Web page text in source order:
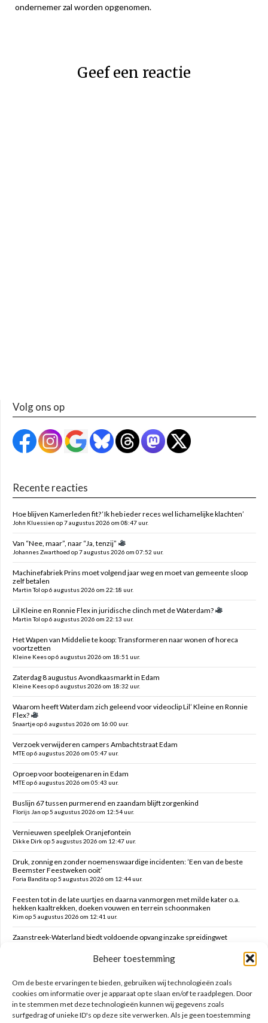
Beheer toestemming
Om de beste ervaringen te bieden, gebruiken wij technologieën zoals
cookies om informatie over je apparaat op te slaan en/of te raadplegen. Door
in te stemmen met deze technologieën kunnen wij gegevens zoals
surfgedrag of unieke ID's op deze site verwerken. Als je geen toestemming
ondernemer zal worden opgenomen.
Geef een reactie
Volg ons op
Recente reacties
Hoe blijven Kamerleden fit? ‘Ik heb ieder reces wel lichamelijke klachten’
John Kluessien op 7 augustus 2026 om 08:47 uur.
Van “Nee, maar”, naar “Ja, tenzij”
Johannes Zwarthoed op 7 augustus 2026 om 07:52 uur.
Machinefabriek Prins moet volgend jaar weg en moet van gemeente sloop
zelf betalen
Martin Tol op 6 augustus 2026 om 22:18 uur.
Lil Kleine en Ronnie Flex in juridische clinch met de Waterdam?
Martin Tol op 6 augustus 2026 om 22:13 uur.
Het Wapen van Middelie te koop: Transformeren naar wonen of horeca
voortzetten
Kleine Kees op 6 augustus 2026 om 18:51 uur.
Zaterdag 8 augustus Avondkaasmarkt in Edam
Kleine Kees op 6 augustus 2026 om 18:32 uur.
Waarom heeft Waterdam zich geleend voor videoclip Lil’ Kleine en Ronnie
Flex?
Snaartje op 6 augustus 2026 om 16:00 uur.
Verzoek verwijderen campers Ambachtstraat Edam
MTE op 6 augustus 2026 om 05:47 uur.
Oproep voor booteigenaren in Edam
MTE op 6 augustus 2026 om 05:43 uur.
Buslijn 67 tussen purmerend en zaandam blijft zorgenkind
Florijs Jan op 5 augustus 2026 om 12:54 uur.
Vernieuwen speelplek Oranjefontein
Dikke Dirk op 5 augustus 2026 om 12:47 uur.
Druk, zonnig en zonder noemenswaardige incidenten: ’Een van de beste
Beemster Feestweken ooit’
Foria Bandita op 5 augustus 2026 om 12:44 uur.
Feesten tot in de late uurtjes en daarna vanmorgen met milde kater o.a.
hekken kaaltrekken, doeken vouwen en terrein schoonmaken
Kim op 5 augustus 2026 om 12:41 uur.
Zaanstreek-Waterland biedt voldoende opvang inzake spreidingwet
Zoeken op deze site